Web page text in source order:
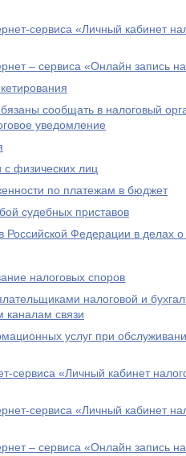
сервиса «Личный кабинет
– сервиса «Онлайн запись
сообщать в налоговый
уведомление
физических лиц
по платежам в бюджет
судебных приставов
Российской Федерации в делах о
налоговых споров
налоговой и
каналам связи
услуг при
сервиса «Личный кабинет
сервиса «Личный кабинет
– сервиса «Онлайн запись